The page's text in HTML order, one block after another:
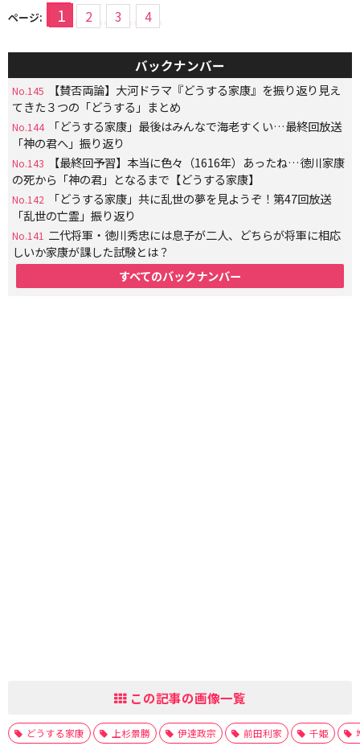
ページ: 1 2 3 4
バックナンバー
No.145
【賛否両論】大河ドラマ『どうする家康』を振り返り見え
てきた３つの「どうする」まとめ
No.144
「どうする家康」最後はみんなで海老すくい…最終回放送
「神の君へ」振り返り
No.143
【最終回予習】本当に色々（1616年）あったね…徳川家康
の死から「神の君」となるまで【どうする家康】
No.142
「どうする家康」共に乱世の夢を見ようぞ！第47回放送
「乱世の亡霊」振り返り
No.141 二代将軍・徳川秀忠には息子が二人、どちらが将軍に相応
しいか家康が課した試験とは？
すべてのバックナンバー
この記事の画像一覧
どうする家康 上杉景勝 伊達政宗 前田利家 千姫